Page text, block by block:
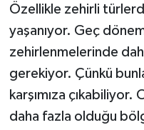
Özellikle zehirli
yaşanıyor. Geç
zehirlenmelerinde
gerekiyor. Çünkü
karşımıza çıkabiliyor.
daha fazla olduğu